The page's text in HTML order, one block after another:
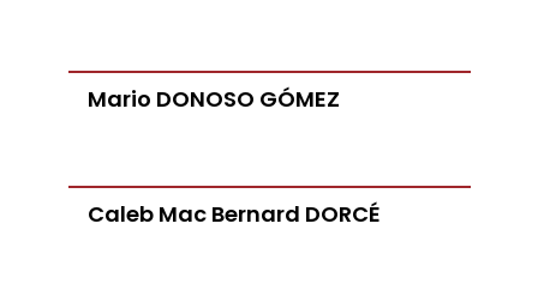
Mario DONOSO GÓMEZ
Caleb Mac Bernard DORCÉ